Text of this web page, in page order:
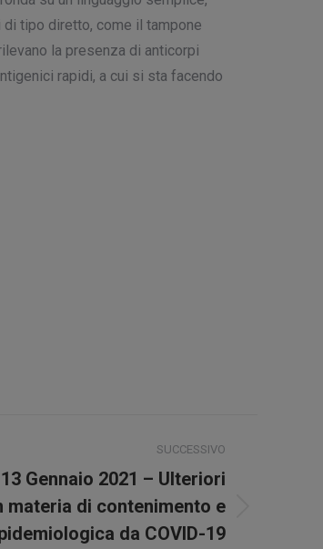
tipo diretto, come il tampone
la presenza di anticorpi
rapidi, a cui si sta facendo
SUCCESSIVO
Gennaio 2021 – Ulteriori
di contenimento e
da COVID-19